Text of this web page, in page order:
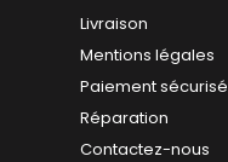
Livraison
Mentions légales
Paiement sécurisé
Réparation
Contactez-nous